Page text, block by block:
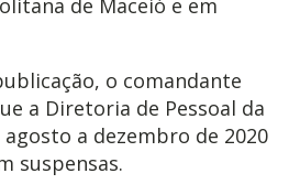
de Maceió e em
o comandante
a Diretoria de Pessoal da
a dezembro de 2020
suspensas.